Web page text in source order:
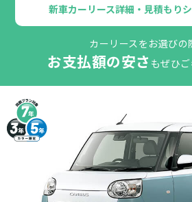
新車カーリース詳細・見積もり
カーリースをお選びの
お支払額の安さ もぜひ